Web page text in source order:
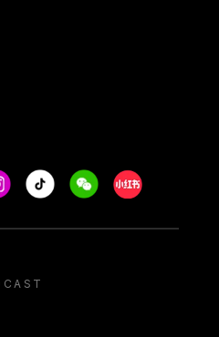
Tiktok WeechatXiaohongshu/